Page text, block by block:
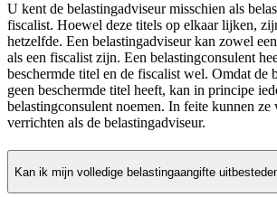
U kent de belastingadviseur misschien als
fiscalist. Hoewel deze titels op elkaar lijken,
hetzelfde. Een belastingadviseur kan zowel
als een fiscalist zijn. Een belastingconsulent
beschermde titel en de fiscalist wel. Omdat de
geen beschermde titel heeft, kan in principe
belastingconsulent noemen. In feite kunnen
verrichten als de belastingadviseur.
Kan ik mijn volledige belastingaangifte